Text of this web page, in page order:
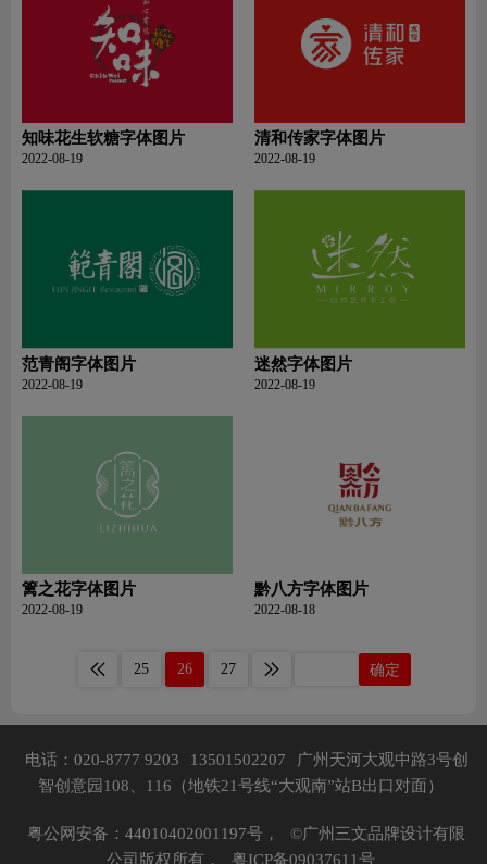
知味花生软糖字体图片
2022-08-19
清和传家字体图片
2022-08-19
范青阁字体图片
2022-08-19
迷然字体图片
2022-08-19
篱之花字体图片
2022-08-19
黔八方字体图片
2022-08-18
25 26 27 确定
电话：020-8777 9203 13501502207
广州天河大观中路3号创
智创意园108、116（地铁21号线“大观南”站B出口对面）
粤公网安备：44010402001197号，
©广州三文品牌设计有限
公司版权所有，
粤ICP备09037611号